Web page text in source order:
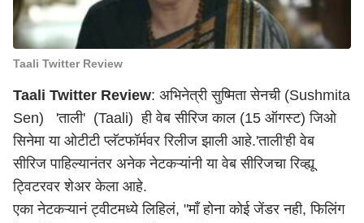
Taali Twitter Review
Taali Twitter Review: अभिनेत्री सुष्मिता सेनची (Sushmita
Sen) 'ताली' (Taali) ही वेब सीरिज काल (15 ऑगस्ट) जिओ
सिनेमा या ओटीटी प्लॅटफॉर्मवर रिलीज झाली आहे.'ताली'ही वेब
सीरिज पाहिल्यानंतर अनेक नेटकऱ्यांनी या वेब सीरिजचा रिव्ह्यू
ट्विटरवर शेअर केला आहे.
एका नेटकऱ्यानं ट्वीटमध्ये लिहिलं, "माँ होना कोई जेंडर नही, फिलिंग